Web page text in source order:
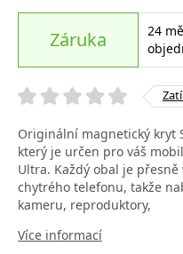
Záruka
24
Originální magnetický kryt
který je určen pro váš
Ultra. Každý obal je
chytrého telefonu, takže
kameru, reproduktory,
Více informací